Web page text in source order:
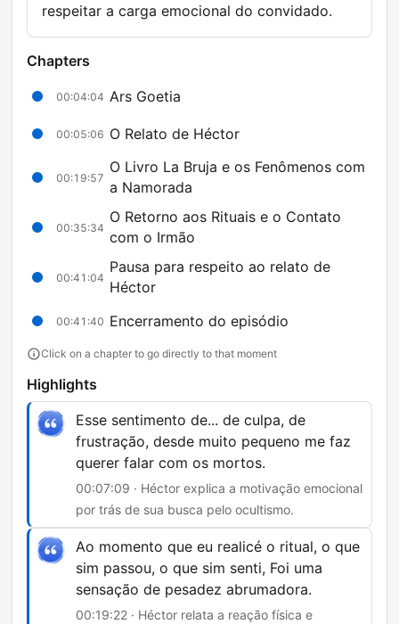
respeitar a carga emocional do convidado.
Chapters
00:04:04 Ars Goetia
00:05:06 O Relato de Héctor
00:19:57
O Livro La Bruja e os Fenômenos com
a Namorada
00:35:34
O Retorno aos Rituais e o Contato
com o Irmão
00:41:04
Pausa para respeito ao relato de
Héctor
00:41:40 Encerramento do episódio
Click on a chapter to go directly to that moment
Highlights
Esse sentimento de... de culpa, de
frustração, desde muito pequeno me faz
querer falar com os mortos.
00:07:09 · Héctor explica a motivação emocional
por trás de sua busca pelo ocultismo.
Ao momento que eu realicé o ritual, o que
sim passou, o que sim senti, Foi uma
sensação de pesadez abrumadora.
00:19:22 · Héctor relata a reação física e